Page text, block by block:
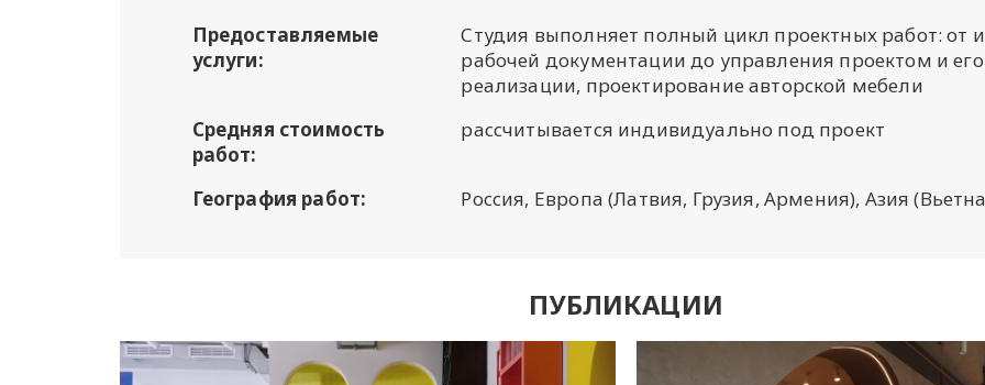
Предоставляемые
услуги:
Студия выполняет полный цикл проектных работ: от
рабочей документации до управления проектом и его
реализации, проектирование авторской мебели
Средняя стоимость
работ:
рассчитывается индивидуально под проект
География работ: Россия, Европа (Латвия, Грузия, Армения), Азия
ПУБЛИКАЦИИ